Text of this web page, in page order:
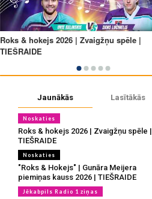
Jaunākās Lasītākās
Noskaties
Roks & hokejs 2026 | Zvaigžņu spēle |
TIEŠRAIDE
Noskaties
"Roks & Hokejs" | Gunāra Meijera
piemiņas kauss 2026 | TIEŠRAIDE
Jēkabpils Radio 1 ziņas